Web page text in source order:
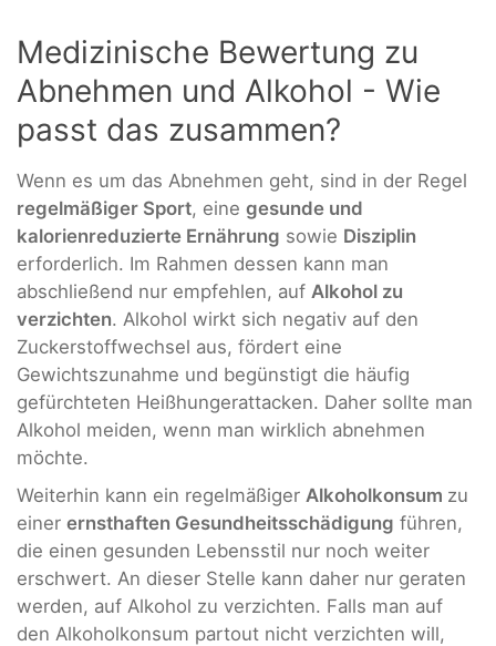
Medizinische Bewertung zu
Abnehmen und Alkohol - Wie
passt das zusammen?
Wenn es um das Abnehmen geht, sind in der Regel
regelmäßiger Sport, eine gesunde und
kalorienreduzierte Ernährung sowie Disziplin
erforderlich. Im Rahmen dessen kann man
abschließend nur empfehlen, auf Alkohol zu
verzichten. Alkohol wirkt sich negativ auf den
Zuckerstoffwechsel aus, fördert eine
Gewichtszunahme und begünstigt die häufig
gefürchteten Heißhungerattacken. Daher sollte man
Alkohol meiden, wenn man wirklich abnehmen
möchte.
Weiterhin kann ein regelmäßiger Alkoholkonsum zu
einer ernsthaften Gesundheitsschädigung führen,
die einen gesunden Lebensstil nur noch weiter
erschwert. An dieser Stelle kann daher nur geraten
werden, auf Alkohol zu verzichten. Falls man auf
den Alkoholkonsum partout nicht verzichten will,